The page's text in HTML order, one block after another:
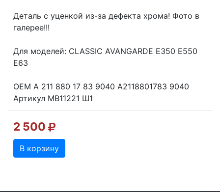
Деталь с уценкой из-за дефекта хрома! Фото в
галерее!!!
Для моделей: CLASSIC AVANGARDE E350 E550
E63
OEM A 211 880 17 83 9040 A2118801783 9040
Артикул MB11221 Ш1
2 500
В корзину